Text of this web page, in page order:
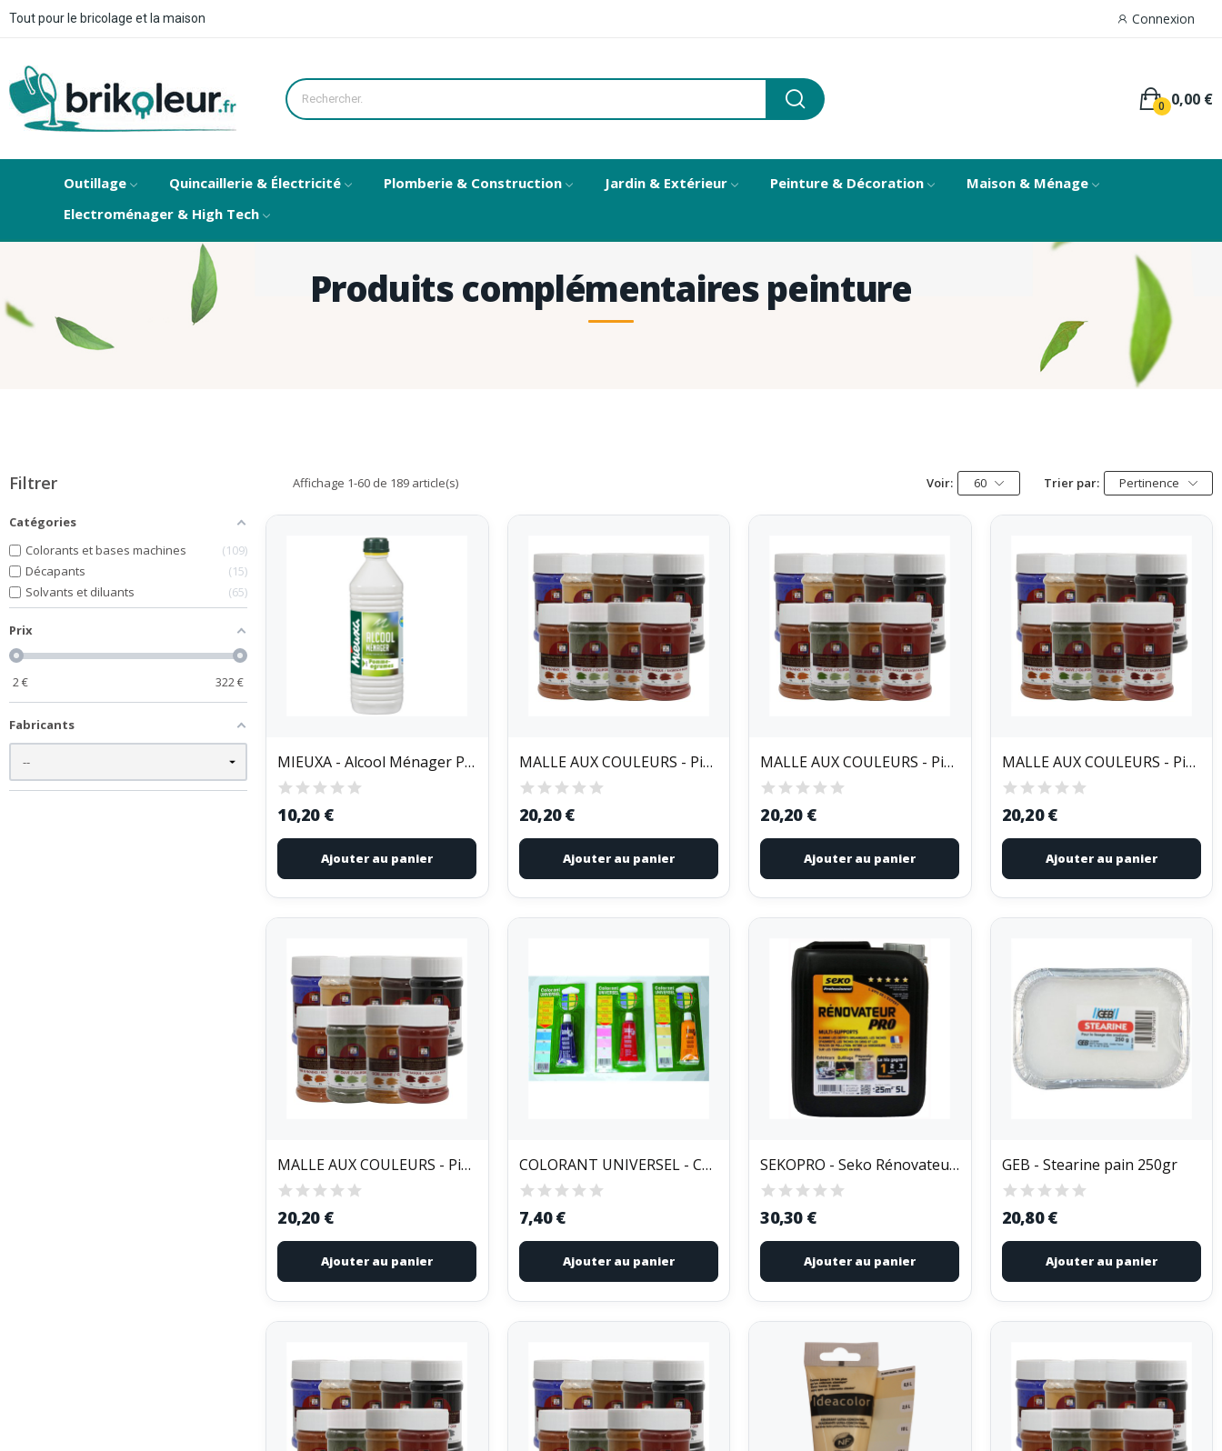
Tout pour le bricolage et la maison Connexion
0,00 €
0
Outillage Quincaillerie & Électricité Plomberie & Construction Jardin & Extérieur Peinture & Décoration
Maison & Ménage
Electroménager & High Tech
Produits complémentaires peinture
Filtrer
Catégories
Colorants et bases machines
109
Décapants
15
Solvants et diluants
65
Prix
2€ 322€
Fabricants
Affichage 1-60 de 189 article(s) Voir: 60 Trier par: Pertinence
MIEUXA - Alcool Ménager Parfumé Pomme/Agrumes 1L
10,20 €
Ajouter au panier
MALLE AUX COULEURS - Pigments Colorants Poudre...
20,20 €
Ajouter au panier
MALLE AUX COULEURS - Pigments Colorants Poudre...
20,20 €
Ajouter au panier
MALLE AUX COULEURS - Pigments Colorants Poudre...
20,20 €
Ajouter au panier
MALLE AUX COULEURS - Pigments Colorants Poudre...
20,20 €
Ajouter au panier
COLORANT UNIVERSEL - Colorant univ. 25cc...
7,40 €
Ajouter au panier
SEKOPRO - Seko Rénovateur Pro 5L
30,30 €
Ajouter au panier
GEB - Stearine pain 250gr
20,80 €
Ajouter au panier